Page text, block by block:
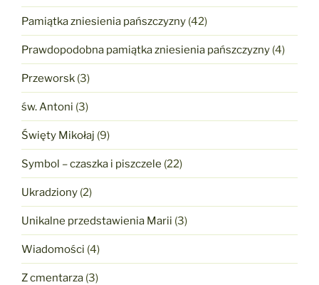
Pamiątka zniesienia pańszczyzny (42)
Prawdopodobna pamiątka zniesienia pańszczyzny (4)
Przeworsk (3)
św. Antoni (3)
Święty Mikołaj (9)
Symbol – czaszka i piszczele (22)
Ukradziony (2)
Unikalne przedstawienia Marii (3)
Wiadomości (4)
Z cmentarza (3)